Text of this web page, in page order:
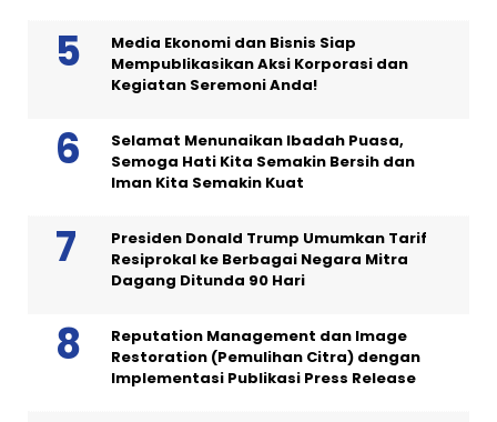
Media Ekonomi dan Bisnis Siap
Mempublikasikan Aksi Korporasi dan
Kegiatan Seremoni Anda!
Selamat Menunaikan Ibadah Puasa,
Semoga Hati Kita Semakin Bersih dan
Iman Kita Semakin Kuat
Presiden Donald Trump Umumkan Tarif
Resiprokal ke Berbagai Negara Mitra
Dagang Ditunda 90 Hari
Reputation Management dan Image
Restoration (Pemulihan Citra) dengan
Implementasi Publikasi Press Release